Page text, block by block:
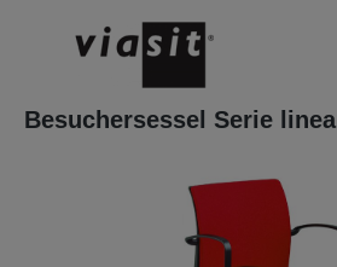
Besuchersessel Serie linea
Bildergalerie überspringen